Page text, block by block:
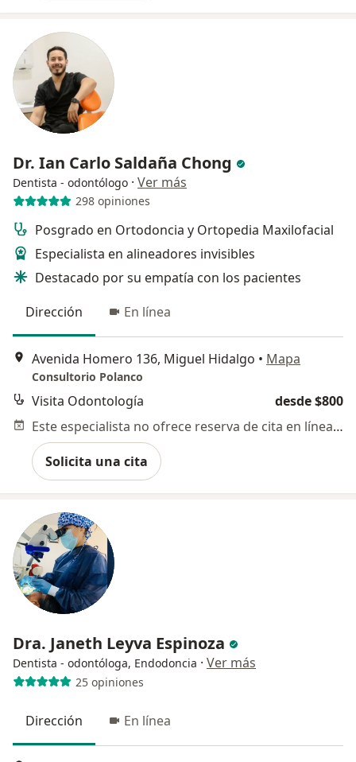
Dr. Ian Carlo Saldaña Chong
Dentista - odontólogo · Ver más
298 opiniones
Posgrado en Ortodoncia y Ortopedia Maxilofacial
Especialista en alineadores invisibles
⁠Destacado por su empatía con los pacientes
Dirección
En línea
Avenida Homero 136, Miguel Hidalgo • Mapa
Consultorio Polanco
Visita Odontología
desde $800
Este especialista no ofrece reserva de cita en línea en esta dirección.
Solicita una cita
Dra. Janeth Leyva Espinoza
Dentista - odontóloga, Endodoncia · Ver más
25 opiniones
Dirección En línea